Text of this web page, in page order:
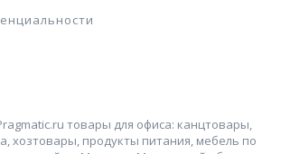
товары для офиса: канцтовары,
хозтовары, продукты питания, мебель по